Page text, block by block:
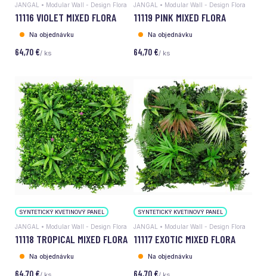
JANGAL • Modular Wall - Design Flora
11116 VIOLET MIXED FLORA
Na objednávku
64,70 €/ ks
JANGAL • Modular Wall - Design Flora
11119 PINK MIXED FLORA
Na objednávku
64,70 €/ ks
SYNTETICKÝ KVETINOVÝ PANEL
JANGAL • Modular Wall - Design Flora
11118 TROPICAL MIXED FLORA
Na objednávku
64,70 €
SYNTETICKÝ KVETINOVÝ PANEL
JANGAL • Modular Wall - Design Flora
11117 EXOTIC MIXED FLORA
Na objednávku
64,70 €